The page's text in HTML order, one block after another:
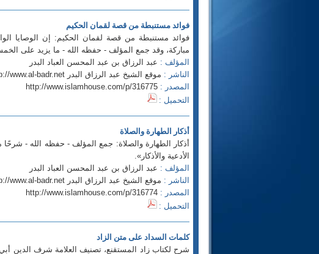
فوائد مستنبطة من قصة لقمان الحكيم
فوائد مستنبطة من قصة لقمان الحكيم: إن الوصايا
مباركة، وقد جمع المؤلف - حفظه الله - ما يزيد على
المؤلف : عبد الرزاق بن عبد المحسن العباد البدر
الناشر : موقع الشيخ عبد الرزاق البدر http://www.al-badr.net
المصدر : http://www.islamhouse.com/p/316775
التحميل :
أذكار الطهارة والصلاة
أذكار الطهارة والصلاة: جمع المؤلف - حفظه الله - شرحًا
الأدعية والأذكار».
المؤلف : عبد الرزاق بن عبد المحسن العباد البدر
الناشر : موقع الشيخ عبد الرزاق البدر http://www.al-badr.net
المصدر : http://www.islamhouse.com/p/316774
التحميل :
كلمات السداد على متن الزاد
شرح لكتاب زاد المستقنع، تصنيف العلامة شرف الدين